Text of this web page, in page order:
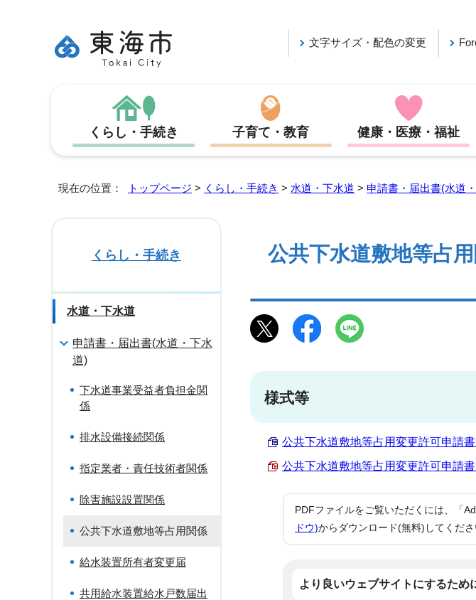
文字サイズ・配色の変更
くらし・手続き 子育て・教育 健康・医療・福祉
現在の位置： トップページ > くらし・手続き > 水道・下水道 > 申請書・届出書(水道
公共下水道敷地等占
様式等
公共下水道敷地等占用変更許可申請書
公共下水道敷地等占用変更許可申請書
PDFファイルをご覧いただくには、「
ドウ)からダウンロード(無料)してくださ
より良いウェブサイトにするため
くらし・手続き
水道・下水道
申請書・届出書(水道・下水
道)
下水道事業受益者負担金関
係
排水設備接続関係
指定業者・責任技術者関係
除害施設設置関係
公共下水道敷地等占用関係
給水装置所有者変更届
共用給水装置給水戸数届出